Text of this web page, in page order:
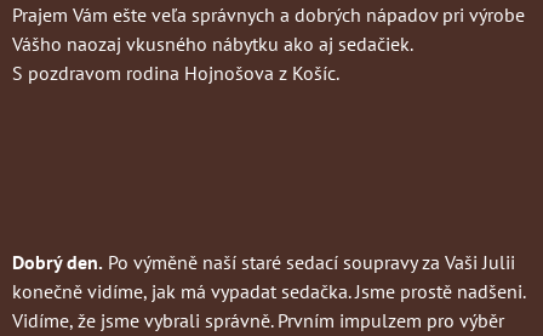
Prajem Vám ešte veľa správnych a dobrých nápadov pri výrobe
Vášho naozaj vkusného nábytku ako aj sedačiek.
S pozdravom rodina Hojnošova z Košíc.
Dobrý den. Po výměně naší staré sedací soupravy za Vaši Julii
konečně vidíme, jak má vypadat sedačka. Jsme prostě nadšeni.
Vidíme, že jsme vybrali správně. Prvním impulzem pro výběr